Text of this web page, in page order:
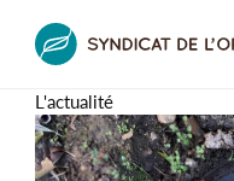
VALORISERLA VALLÉE
L'actualité